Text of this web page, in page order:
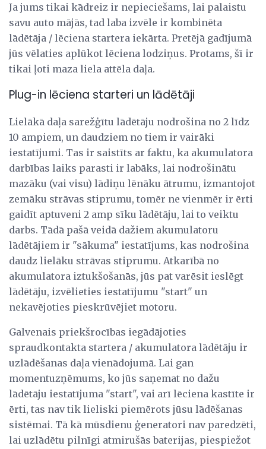
Ja jums tikai kādreiz ir nepieciešams, lai palaistu
savu auto mājās, tad laba izvēle ir kombinēta
lādētāja / lēciena startera iekārta. Pretējā gadījumā
jūs vēlaties aplūkot lēciena lodziņus. Protams, šī ir
tikai ļoti maza liela attēla daļa.
Plug-in lēciena starteri un lādētāji
Lielākā daļa sarežģītu lādētāju nodrošina no 2 līdz
10 ampiem, un daudziem no tiem ir vairāki
iestatījumi. Tas ir saistīts ar faktu, ka akumulatora
darbības laiks parasti ir labāks, lai nodrošinātu
mazāku (vai visu) lādiņu lēnāku ātrumu, izmantojot
zemāku strāvas stiprumu, tomēr ne vienmēr ir ērti
gaidīt aptuveni 2 amp sīku lādētāju, lai to veiktu
darbs. Tādā pašā veidā dažiem akumulatoru
lādētājiem ir "sākuma" iestatījums, kas nodrošina
daudz lielāku strāvas stiprumu. Atkarībā no
akumulatora iztukšošanās, jūs pat varēsit ieslēgt
lādētāju, izvēlieties iestatījumu "start" un
nekavējoties pieskrūvējiet motoru.
Galvenais priekšrocības iegādājoties
spraudkontakta startera / akumulatora lādētāju ir
uzlādēšanas daļa vienādojumā. Lai gan
momentuzņēmums, ko jūs saņemat no dažu
lādētāju iestatījuma "start", vai arī lēciena kastīte ir
ērti, tas nav tik lieliski piemērots jūsu lādēšanas
sistēmai. Tā kā mūsdienu ģeneratori nav paredzēti,
lai uzlādētu pilnīgi atmirušās baterijas, piespiežot